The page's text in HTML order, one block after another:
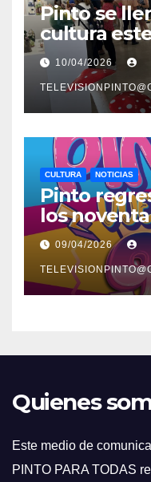
Pinto se
cultura
una10/04/2026
CULTURA NOTICIAS
Pinto
los
feria
09/04/2026
Quienes
Este medio de
PINTO PARA TODAS